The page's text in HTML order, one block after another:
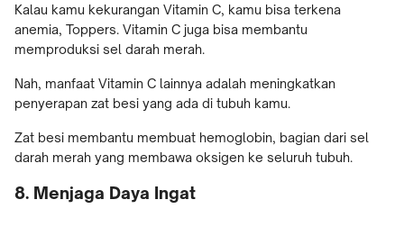
Kalau kamu kekurangan Vitamin C, kamu bisa terkena
anemia, Toppers. Vitamin C juga bisa membantu
memproduksi sel darah merah.
Nah, manfaat Vitamin C lainnya adalah meningkatkan
penyerapan zat besi yang ada di tubuh kamu.
Zat besi membantu membuat hemoglobin, bagian dari sel
darah merah yang membawa oksigen ke seluruh tubuh.
8. Menjaga Daya Ingat